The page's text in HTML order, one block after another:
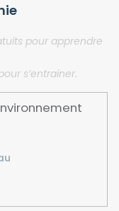
pour apprendre
s’entrainer.